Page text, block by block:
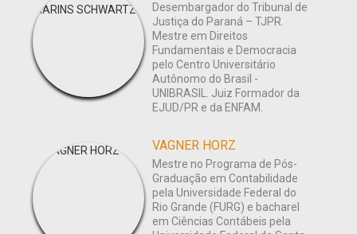
Desembargador do Tribunal de
Justiça do Paraná – TJPR.
Mestre em Direitos
Fundamentais e Democracia
pelo Centro Universitário
Autônomo do Brasil -
UNIBRASIL. Juiz Formador da
EJUD/PR e da ENFAM.
VAGNER HORZ
Mestre no Programa de Pós-
Graduação em Contabilidade
pela Universidade Federal do
Rio Grande (FURG) e bacharel
em Ciências Contábeis pela